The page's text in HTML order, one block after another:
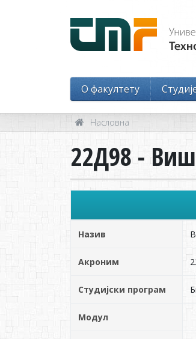
O факултету
Насловна
22Д98 -
Назив
Акроним
Студијски програм
Модул